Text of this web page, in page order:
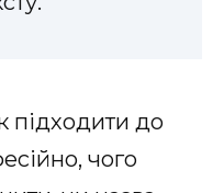
підходити до
чого